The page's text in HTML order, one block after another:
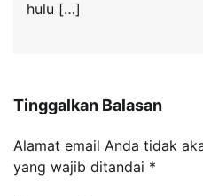
hulu […]
Tinggalkan Balasan
Alamat email Anda tidak
yang wajib ditandai *